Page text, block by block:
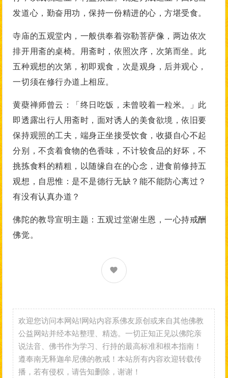
发道心，勤奋用功，保持一份精进的心，方堪受食。
寺庙的五观堂内，一般供奉着弥勒菩萨像，两边依次
排开用斋的桌椅。用斋时，依照次序，次第而坐。此
五种观想的次第，初即观食，次是观身，后并观心，
一切须在修行办道上相应。
黄蘗禅师曾云：「终日吃饭，未曾咬着一粒米。」此
即透露出行人用斋时，面对诱人的美食欲境，依旧要
保持观照的工夫，端身正坐接受饮食，收摄自心不起
分别，不贪着食物的色香味，不计较食品的好坏，不
挑拣食料的精粗，以随缘自在的心念，进食前修持五
观想，自思惟：是不是德行无缺？能不能防心离过？
有没有认真办道？
佛陀的教导宣明主题：五观过堂谢生恩，一心持戒酬
佛觉。
欢迎您访问本网站!网站内容系佛友原创或来自其他佛教
公益网站并经本站整理、精选。一切正知正见以佛陀亲
说法音、佛书作为学习、行持的最高标准和根本指南！
遵奉南无释迦牟尼佛的教戒！本站所有内容欢迎转载传
播，若有侵权，请告知删除，谢谢！